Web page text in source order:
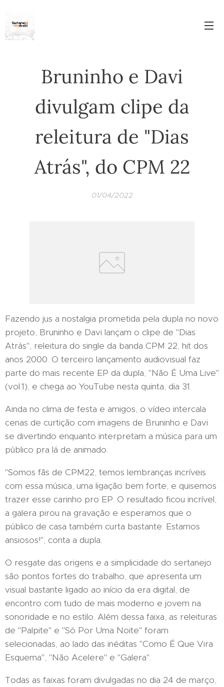
Bruninho e Davi
divulgam clipe da
releitura de "Dias
Atrás", do CPM 22
01/04/2022
Fazendo jus a nostalgia prometida pela dupla no novo
projeto, Bruninho e Davi lançam o clipe de "Dias
Atrás", releitura do single da banda CPM 22, hit dos
anos 2000. O terceiro lançamento audiovisual faz
parte do mais recente EP da dupla, "Não É Uma Live"
(vol.1), e chega ao YouTube nesta quinta, dia 31.
Ainda no clima de festa e amigos, o vídeo intercala
cenas de curtição com imagens de Bruninho e Davi
se divertindo enquanto interpretam a música para um
público pra lá de animado.
"Somos fãs de CPM22, temos lembranças incríveis
com essa música, uma ligação bem forte, e quisemos
trazer esse carinho pro EP. O resultado ficou incrível,
a galera pirou na gravação e esperamos que o
público de casa também curta bastante. Estamos
ansiosos!", conta a dupla.
O resgate das origens e a simplicidade do sertanejo
são pontos fortes do trabalho, que apresenta um
visual bastante ligado ao início da era digital, de
encontro com tudo de mais moderno e jovem na
sonoridade e no estilo. Além dessa faixa, as releituras
de "Palpite" e "Só Por Uma Noite" foram
selecionadas, ao lado das inéditas "Como É Que Vira
Esquema", "Não Acelere" e "Galera".
Todas as faixas foram divulgadas no dia 24 de março,